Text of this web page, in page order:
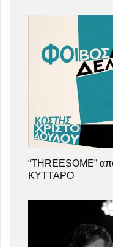
“THREESOME”
ΚΥΤΤΑΡΟ